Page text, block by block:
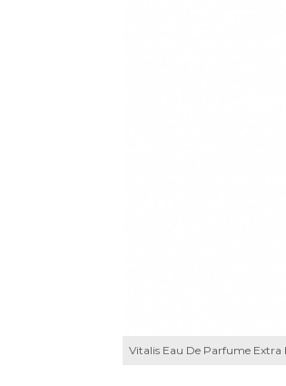
Vitalis Eau De Parfume Extra